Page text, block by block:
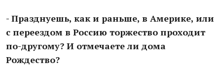
- Празднуешь, как и раньше, в Америке, или
с переездом в Россию торжество проходит
по-другому? И отмечаете ли дома
Рождество?